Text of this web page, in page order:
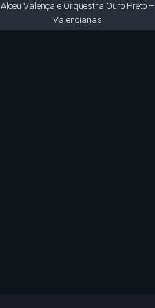
Alceu Valença e Orquestra Ouro Preto –
Valencianas